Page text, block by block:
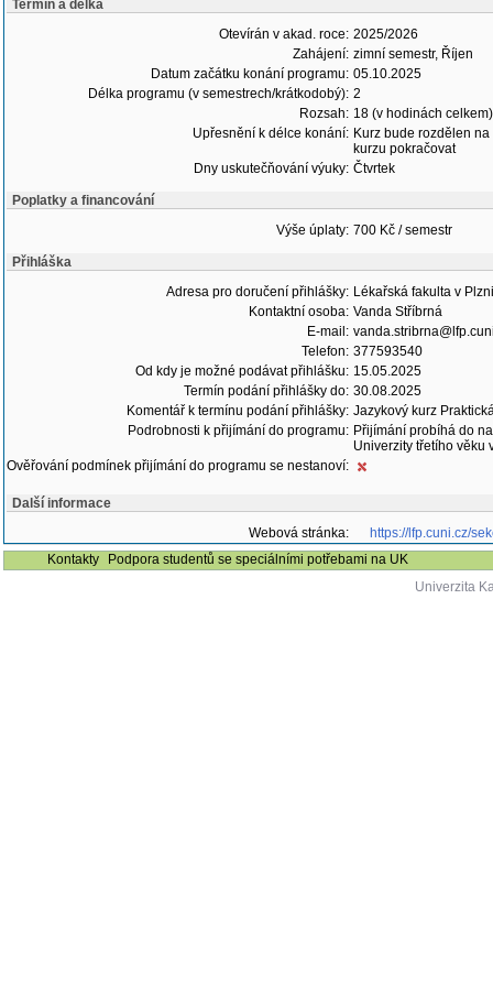
Termín a délka
Otevírán v akad. roce: 2025/2026
Zahájení: zimní semestr, Říjen
Datum začátku konání programu: 05.10.2025
Délka programu (v semestrech/krátkodobý): 2
Rozsah: 18 (v hodinách celkem)
Upřesnění k délce konání: Kurz bude rozdělen
kurzu pokračovat
Dny uskutečňování výuky: Čtvrtek
Poplatky a financování
Výše úplaty: 700 Kč / semestr
Přihláška
Adresa pro doručení přihlášky: Lékařská fakulta v Plzni
Kontaktní osoba: Vanda Stříbrná
E-mail:
Telefon: 377593540
Od kdy je možné podávat přihlášku: 15.05.2025
Termín podání přihlášky do: 30.08.2025
Komentář k termínu podání přihlášky: Jazykový kurz
Podrobnosti k přijímání do programu: Přijímání probíhá do
Univerzity třetího věku
Ověřování podmínek přijímání do programu se nestanoví:
Další informace
Webová stránka:
https://lfp.cuni.cz/
Kontakty
Podpora studentů se speciálními potřebami na UK
Univerzita